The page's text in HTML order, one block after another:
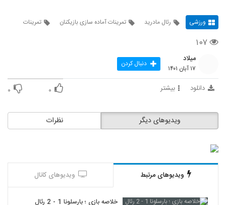
ورزشی رئال مادرید تمرینات آماده سازی بازیکنان تمرینات
۱۰۷
میلاد
۱۷ آبان ۱۴۰۱ دنبال کردن
دانلود بیشتر ۰ ۰
نظرات ویدیوهای دیگر
ویدیوهای مرتبط ویدیوهای کانال
خلاصه بازی ؛ بارسلونا 1 - 2 رئال